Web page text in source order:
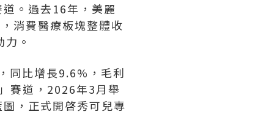
。過去16年，美麗
消費醫療板塊整體收
。
同比增長9.6%，毛利
賽道，2026年3月舉
，正式開啓秀可兒專